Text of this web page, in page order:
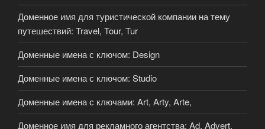
Доменное имя для туристической компании на тему
путешествий: Travel, Tour, Tur
Доменные имена с ключом: Design
Доменные имена с ключом: Studio
Доменные имена с ключами: Art, Arty, Arte,
Доменное имя для рекламного агентства: Ad, Advert,